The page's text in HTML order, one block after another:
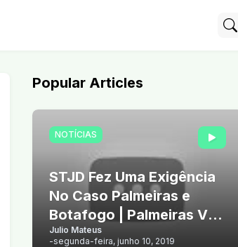
Popular Articles
NOTÍCIAS
STJD Fez Uma Exigência
No Caso Palmeiras e
Botafogo | Palmeiras Vê
Chance de Vender Arthur
Julio Mateus
-segunda-feira, junho 10, 2019